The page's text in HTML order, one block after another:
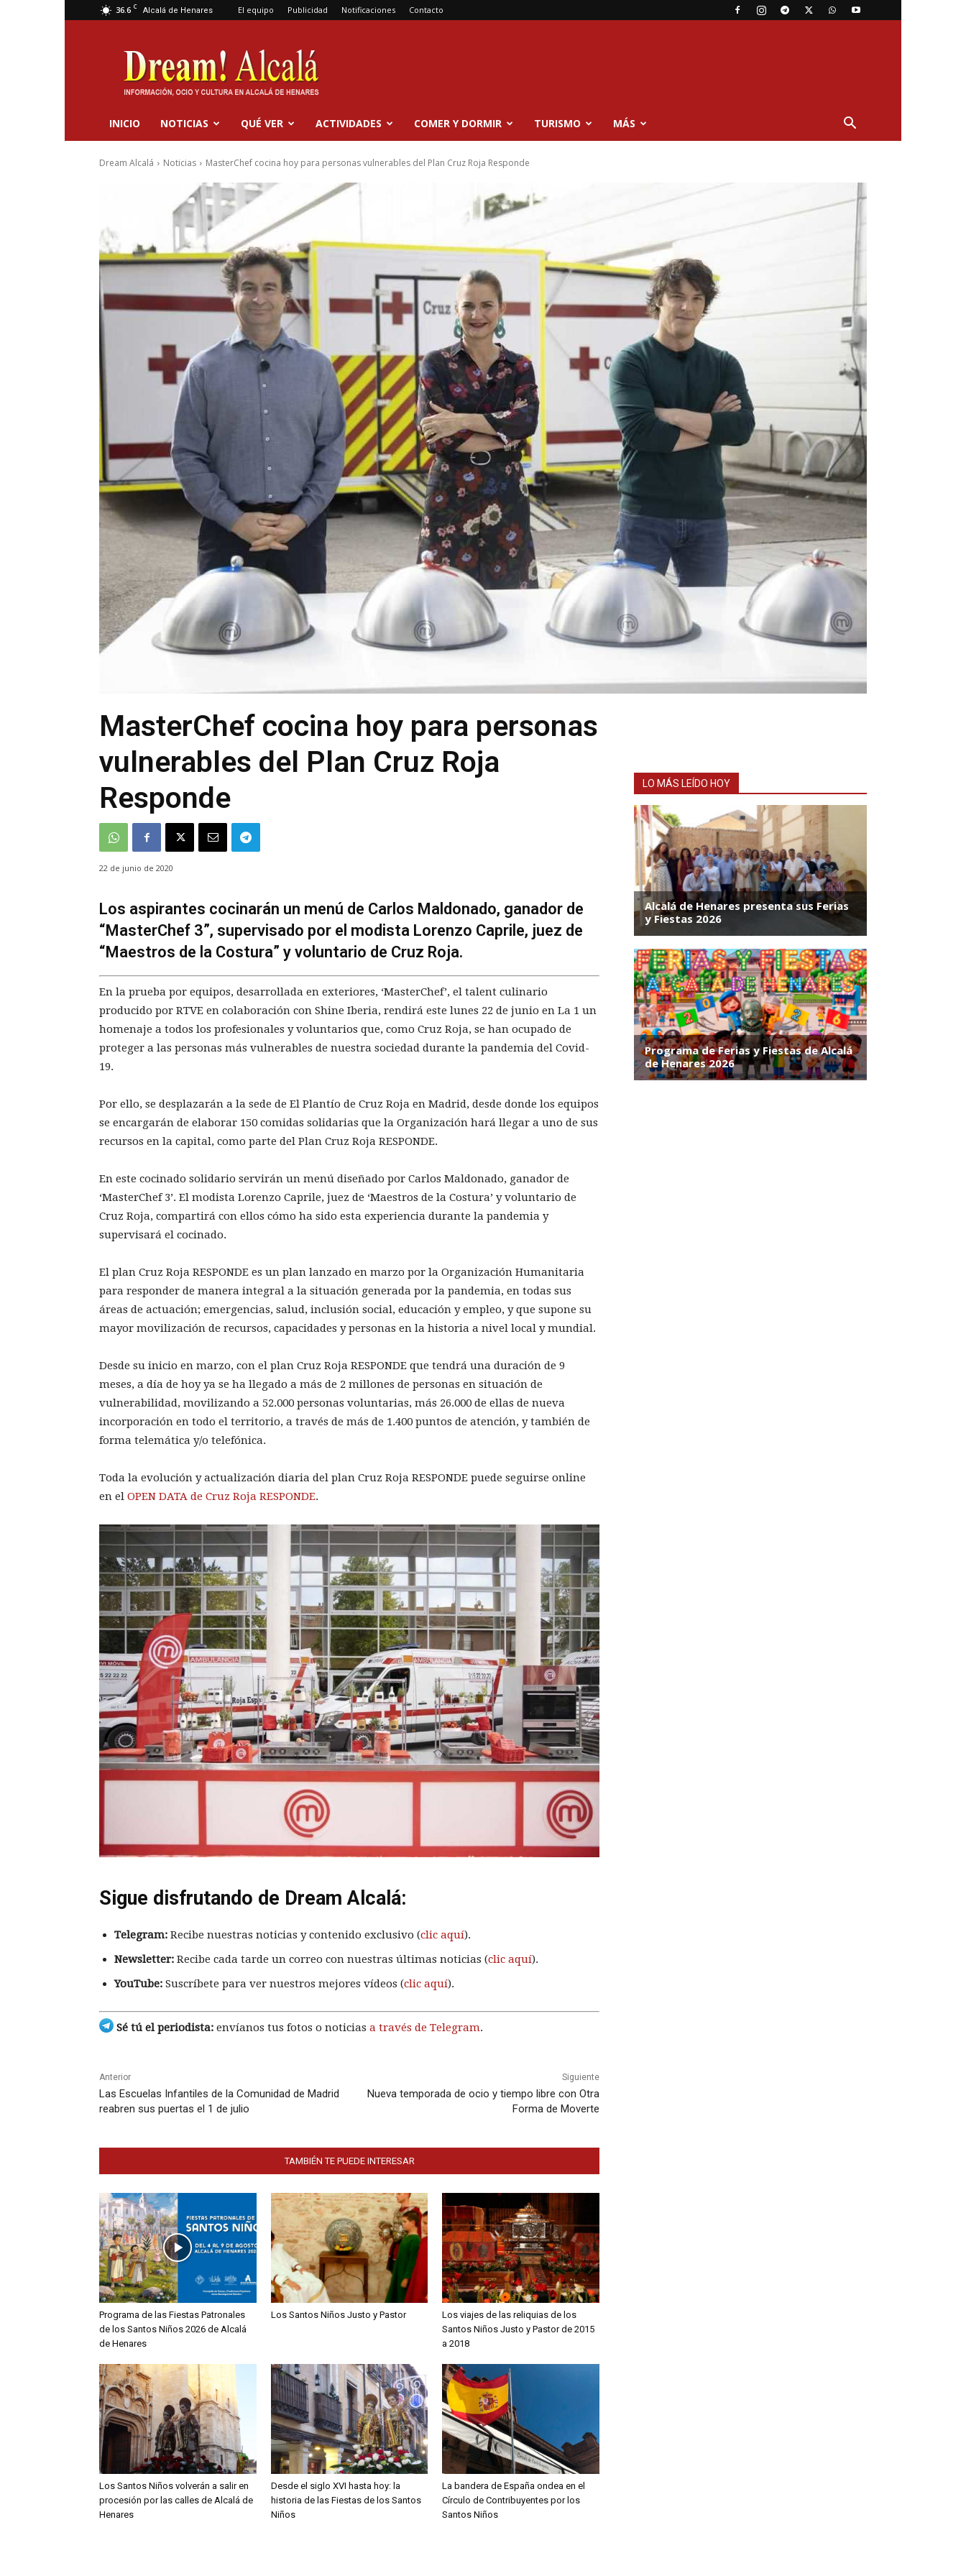
36.6 C Alcalá de Henares El equipo Publicidad Notificaciones Contacto
Dream
Alcalá
INICIO NOTICIAS QUÉ VER ACTIVIDADES COMER Y DORMIR TURISMO MÁS
Dream Alcalá Noticias MasterChef cocina hoy para personas vulnerables del Plan Cruz Roja Responde
MasterChef cocina hoy para personas
vulnerables del Plan Cruz Roja
Responde
22 de junio de 2020
Los aspirantes cocinarán un menú de Carlos Maldonado, ganador de
“MasterChef 3”, supervisado por el modista Lorenzo Caprile, juez de
“Maestros de la Costura” y voluntario de Cruz Roja.
En la prueba por equipos, desarrollada en exteriores, ‘MasterChef’, el talent culinario
producido por RTVE en colaboración con Shine Iberia, rendirá este lunes 22 de junio en La 1 un
homenaje a todos los profesionales y voluntarios que, como Cruz Roja, se han ocupado de
proteger a las personas más vulnerables de nuestra sociedad durante la pandemia del Covid-
19.
Por ello, se desplazarán a la sede de El Plantío de Cruz Roja en Madrid, desde donde los equipos
se encargarán de elaborar 150 comidas solidarias que la Organización hará llegar a uno de sus
recursos en la capital, como parte del Plan Cruz Roja RESPONDE.
En este cocinado solidario servirán un menú diseñado por Carlos Maldonado, ganador de
‘MasterChef 3’. El modista Lorenzo Caprile, juez de ‘Maestros de la Costura’ y voluntario de
Cruz Roja, compartirá con ellos cómo ha sido esta experiencia durante la pandemia y
supervisará el cocinado.
El plan Cruz Roja RESPONDE es un plan lanzado en marzo por la Organización Humanitaria
para responder de manera integral a la situación generada por la pandemia, en todas sus
áreas de actuación; emergencias, salud, inclusión social, educación y empleo, y que supone su
mayor movilización de recursos, capacidades y personas en la historia a nivel local y mundial.
Desde su inicio en marzo, con el plan Cruz Roja RESPONDE que tendrá una duración de 9
meses, a día de hoy ya se ha llegado a más de 2 millones de personas en situación de
vulnerabilidad, movilizando a 52.000 personas voluntarias, más 26.000 de ellas de nueva
incorporación en todo el territorio, a través de más de 1.400 puntos de atención, y también de
forma telemática y/o telefónica.
Toda la evolución y actualización diaria del plan Cruz Roja RESPONDE puede seguirse online
en el OPEN DATA de Cruz Roja RESPONDE.
Sigue disfrutando de Dream Alcalá:
Telegram: Recibe nuestras noticias y contenido exclusivo (clic aquí).
Newsletter: Recibe cada tarde un correo con nuestras últimas noticias (clic aquí).
YouTube: Suscríbete para ver nuestros mejores vídeos (clic aquí).
Sé tú el periodista: envíanos tus fotos o noticias a través de Telegram.
Anterior
Las Escuelas Infantiles de la Comunidad de Madrid
reabren sus puertas el 1 de julio
Siguiente
Nueva temporada de ocio y tiempo libre con Otra
Forma de Moverte
TAMBIÉN TE PUEDE INTERESAR
Programa de las Fiestas Patronales
de los Santos Niños 2026 de Alcalá
de Henares
Los Santos Niños Justo y Pastor
Los viajes de las reliquias de los
Santos Niños Justo y Pastor de 2015
a 2018
Los Santos Niños volverán a salir en
procesión por las calles de Alcalá de
Henares
Desde el siglo XVI hasta hoy: la
historia de las Fiestas de los Santos
Niños
La bandera de España ondea en el
Círculo de Contribuyentes por los
Santos Niños
LO MÁS LEÍDO HOY